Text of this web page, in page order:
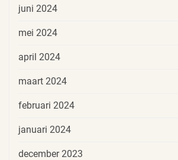
juni 2024
mei 2024
april 2024
maart 2024
februari 2024
januari 2024
december 2023